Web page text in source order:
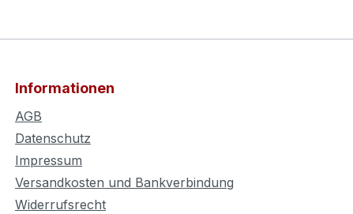
Informationen
AGB
Datenschutz
Impressum
Versandkosten und Bankverbindung
Widerrufsrecht